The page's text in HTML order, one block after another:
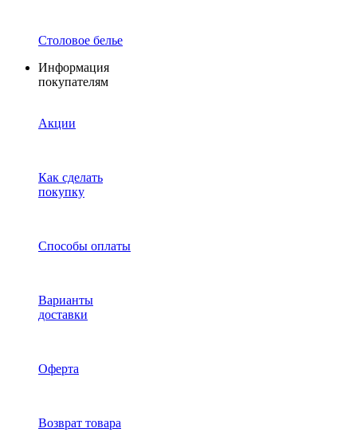
Столовое белье
Информация
покупателям
Акции
Как сделать
покупку
Способы оплаты
Варианты
доставки
Оферта
Возврат товара